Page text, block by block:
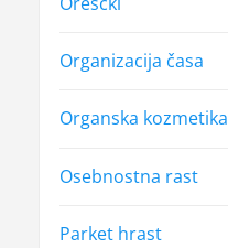
Organizacija časa
Organska kozmetika
Osebnostna rast
Parket hrast